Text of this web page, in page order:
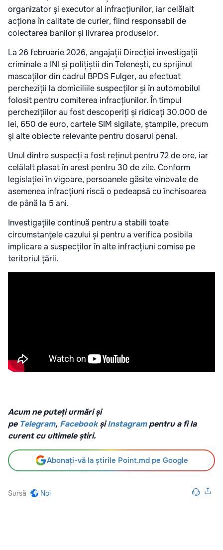
organizator și executor al infracțiunilor, iar celălalt
acționa în calitate de curier, fiind responsabil de
colectarea banilor și livrarea produselor.
La 26 februarie 2026, angajații Direcției investigații
criminale a INI și polițiștii din Telenești, cu sprijinul
mascaților din cadrul BPDS Fulger, au efectuat
percheziții la domiciliile suspecților și în automobilul
folosit pentru comiterea infracțiunilor. În timpul
perchezițiilor au fost descoperiți și ridicați 30.000 de
lei, 650 de euro, cartele SIM sigilate, ștampile, precum
și alte obiecte relevante pentru dosarul penal.
Unul dintre suspecți a fost reținut pentru 72 de ore, iar
celălalt plasat în arest pentru 30 de zile. Conform
legislației în vigoare, persoanele găsite vinovate de
asemenea infracțiuni riscă o pedeapsă cu închisoarea
de până la 5 ani.
Investigațiile continuă pentru a stabili toate
circumstanțele cazului și pentru a verifica posibila
implicare a suspecților în alte infracțiuni comise pe
teritoriul țării.
Acum ne puteți urmări și
pe Telegram, Facebook șiInstagrampentru a fi la
curent cu ultimele știri.
Abonați-vă la știrile Point.md pe Google
Sursă Noi